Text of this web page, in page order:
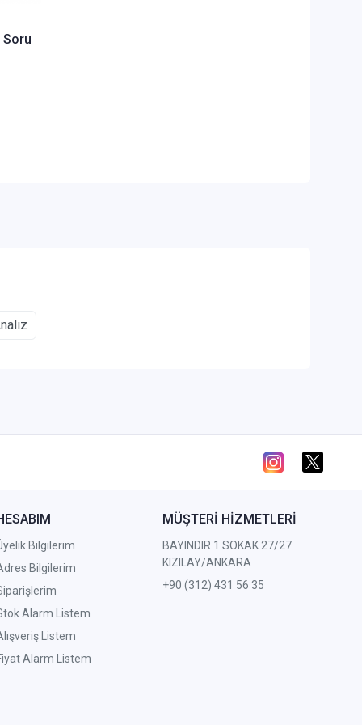
Bilgilerim
Bilgilerim
Alarm Listem
Listem
Alarm Listem
MÜŞTERİ HİZMETLERİ
BAYINDIR 1 SOKAK 27/27
KIZILAY/ANKARA
+90 (312) 431 56 35